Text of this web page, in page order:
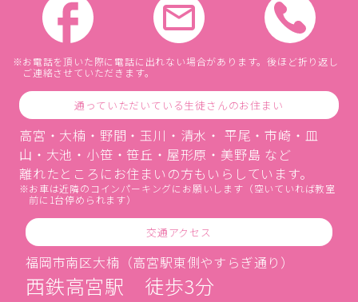
お電話を頂いた際に電話に出れない場合があります。後ほど折り返し
ご連絡させていただきます。
通っていただいている生徒さんのお住まい
高宮・大楠・野間・玉川・清水・ 平尾・市崎・皿
山・大池・小笹・笹丘・屋形原・美野島 など
離れたところにお住まいの方もいらしています。
お車は近隣のコインパーキングにお願いします（空いていれば教室
前に1台停められます）
交通アクセス
福岡市南区大楠（高宮駅東側やすらぎ通り）
西鉄高宮駅 徒歩3分